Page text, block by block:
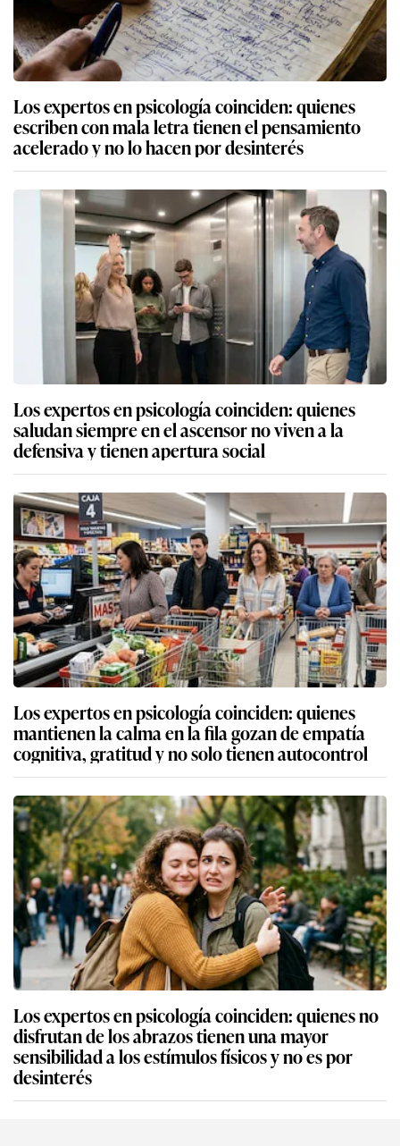
Los expertos en psicología coinciden: quienes
escriben con mala letra tienen el pensamiento
acelerado y no lo hacen por desinterés
Los expertos en psicología coinciden: quienes
saludan siempre en el ascensor no viven a la
defensiva y tienen apertura social
Los expertos en psicología coinciden: quienes
mantienen la calma en la fila gozan de empatía
cognitiva, gratitud y no solo tienen autocontrol
Los expertos en psicología coinciden: quienes no
disfrutan de los abrazos tienen una mayor
sensibilidad a los estímulos físicos y no es por
desinterés